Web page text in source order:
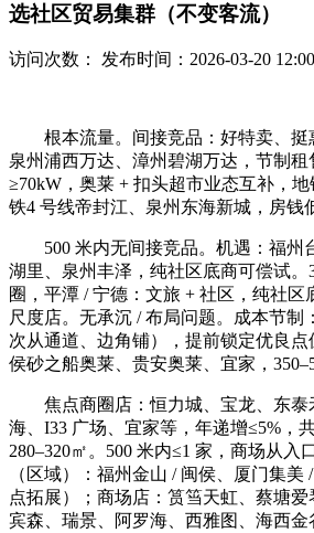
选社区贸易集群（不变客流）
访问次数： 发布时间：2026-03-20 12:00
根本流量。间接竞品：好特卖、挺
泉州浦西万达、漳州碧湖万达，节制租
≥70kW，奥莱 + 扣头超市业态互补，
铁4 号线帝封江、泉州东海新城，房钱
500 米内无间接竞品。机遇：福州
湖里、泉州丰泽，纯社区底商可偿试。
圈，平潭 / 宁德：文旅 + 社区，纯社区
尺度店。无承沉 / 布局问题。成本节制
次从通道、边角铺），提前锁定优良点
侯砂之船奥莱、贵安奥莱、宜家，
焦点商圈店：恒力城、宝龙、东泰
海、I33 广场、宜家等，年递增≤5%，
280–320㎡。500 米内≤1 家，商场从入
（区域）：福州金山 / 闽侯、厦门集
点拓展）；商场店：筼筜天虹、蔡塘
宾森、瑞景、阿罗海、西雅图、海西